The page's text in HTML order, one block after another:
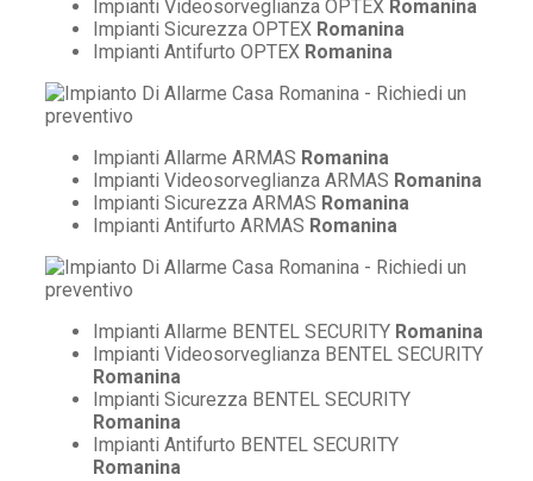
Impianti Videosorveglianza OPTEX Romanina
Impianti Sicurezza OPTEX Romanina
Impianti Antifurto OPTEX Romanina
Impianti Allarme ARMAS Romanina
Impianti Videosorveglianza ARMAS Romanina
Impianti Sicurezza ARMAS Romanina
Impianti Antifurto ARMAS Romanina
Impianti Allarme BENTEL SECURITY Romanina
Impianti Videosorveglianza BENTEL SECURITY
Romanina
Impianti Sicurezza BENTEL SECURITY
Romanina
Impianti Antifurto BENTEL SECURITY
Romanina